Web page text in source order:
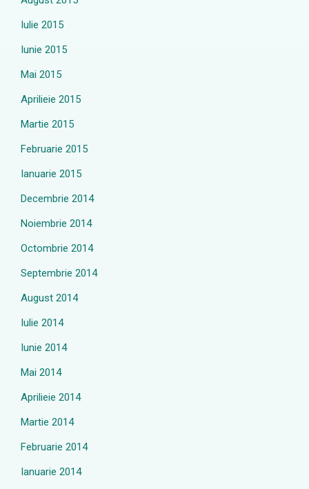
Iulie 2015
Iunie 2015
Mai 2015
Aprilieie 2015
Martie 2015
Februarie 2015
Ianuarie 2015
Decembrie 2014
Noiembrie 2014
Octombrie 2014
Septembrie 2014
August 2014
Iulie 2014
Iunie 2014
Mai 2014
Aprilieie 2014
Martie 2014
Februarie 2014
Ianuarie 2014